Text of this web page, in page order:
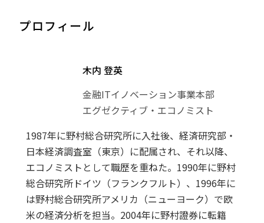
プロフィール
木内 登英
金融ITイノベーション事業本部
エグゼクティブ・エコノミスト
1987年に野村総合研究所に入社後、経済研究部・
日本経済調査室（東京）に配属され、それ以降、
エコノミストとして職歴を重ねた。1990年に野村
総合研究所ドイツ（フランクフルト）、1996年に
は野村総合研究所アメリカ（ニューヨーク）で欧
米の経済分析を担当。2004年に野村證券に転籍